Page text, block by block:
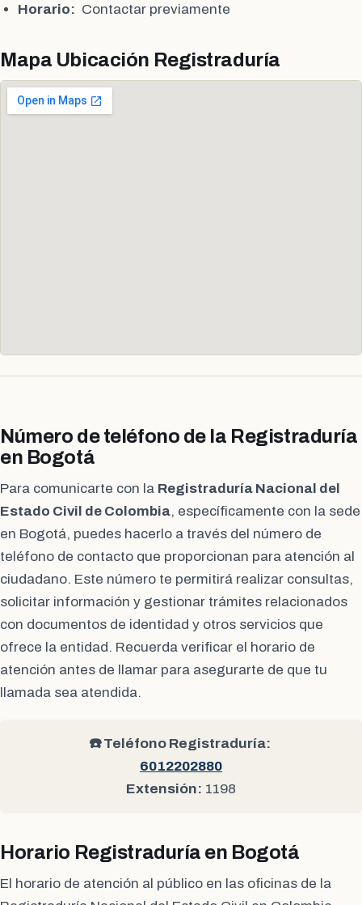
Horario: Contactar previamente
Mapa Ubicación Registraduría
Número de teléfono de la Registraduría
en Bogotá
Para comunicarte con la Registraduría Nacional del
Estado Civil de Colombia, específicamente con la sede
en Bogotá, puedes hacerlo a través del número de
teléfono de contacto que proporcionan para atención al
ciudadano. Este número te permitirá realizar consultas,
solicitar información y gestionar trámites relacionados
con documentos de identidad y otros servicios que
ofrece la entidad. Recuerda verificar el horario de
atención antes de llamar para asegurarte de que tu
llamada sea atendida.
☎️ Teléfono Registraduría:
6012202880
Extensión: 1198
Horario Registraduría en Bogotá
El horario de atención al público en las oficinas de la